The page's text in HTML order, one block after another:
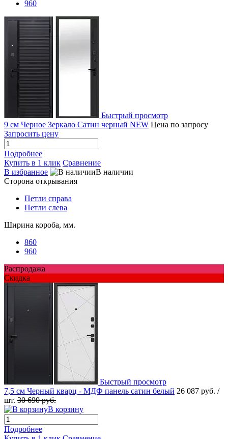
960
Быстрый просмотр
9 см Черное Зеркало Сатин черный NEW Цена по запросу
Запросить цену
Подробнее
Купить в 1 клик Сравнение
В избранное
В наличии
Сторона открывания
Петли справа
Петли слева
Ширина короба, мм.
860
960
Распродажа
Скидка
Быстрый просмотр
7,5 см Черный кварц - МДФ панель сатин белый 26 087 руб. /
шт. 30 690 руб.
В корзину
Подробнее